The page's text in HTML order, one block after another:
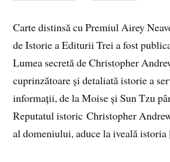
Carte distinsă cu Premiul Airey
de Istorie a Editurii Trei a fost
Lumea secretă de Christopher
cuprinzătoare și detaliată istorie a
informații, de la Moise și Sun Tzu
Reputatul istoric Christopher
al domeniului, aduce la iveală